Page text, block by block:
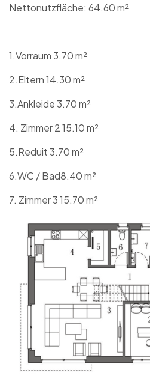
Nettonutzfläche: 64.60 m²
1.Vorraum 3.70 m²
2.Eltern 14.30 m²
3.Ankleide 3.70 m²
4. Zimmer 2 15.10 m²
5.Reduit3.70 m²
6.WC / Bad8.40 m²
7. Zimmer 3 15.70 m²